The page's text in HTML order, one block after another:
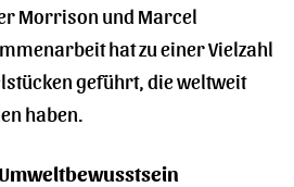
Morrison und Marcel
hat zu einer Vielzahl
geführt, die weltweit
haben.